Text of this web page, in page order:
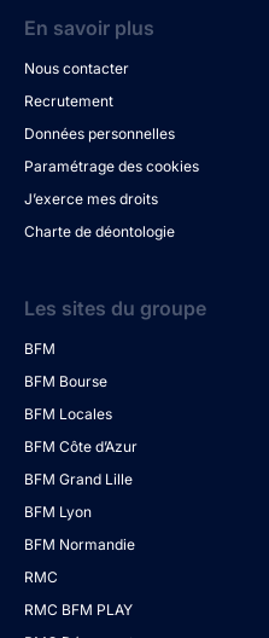
En savoir plus
Nous contacter
Recrutement
Données personnelles
Paramétrage des cookies
J’exerce mes droits
Charte de déontologie
Les sites du groupe
BFM
BFM Bourse
BFM Locales
BFM Côte d’Azur
BFM Grand Lille
BFM Lyon
BFM Normandie
RMC
RMC BFM PLAY